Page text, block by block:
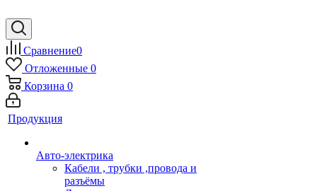
Сравнение0
Отложенные 0
Корзина 0
Продукция
Авто-электрика
Кабели , трубки ,провода и
разъёмы